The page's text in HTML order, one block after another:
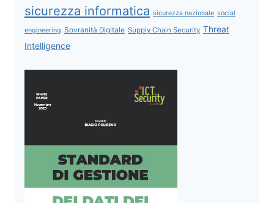
sicurezza informatica sicurezza nazionale social
engineering Sovranità Digitale Supply Chain Security Threat
Intelligence